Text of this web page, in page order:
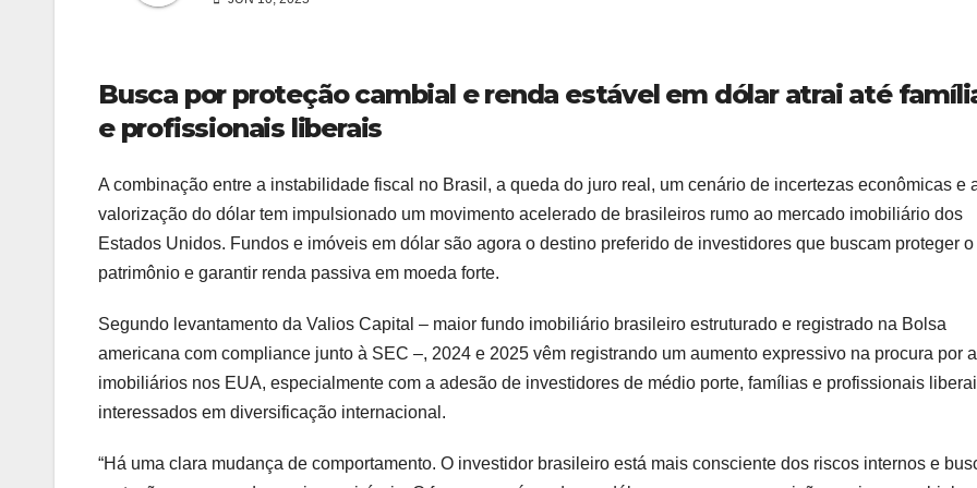
Busca por proteção cambial e renda estável em dólar atrai até
e profissionais liberais
A combinação entre a instabilidade fiscal no Brasil, a queda do juro real, um cenário de incertezas econômicas e
valorização do dólar tem impulsionado um movimento acelerado de brasileiros rumo ao mercado imobiliário dos
Estados Unidos. Fundos e imóveis em dólar são agora o destino preferido de investidores que buscam proteger o
patrimônio e garantir renda passiva em moeda forte.
Segundo levantamento da Valios Capital – maior fundo imobiliário brasileiro estruturado e registrado na Bolsa
americana com compliance junto à SEC –, 2024 e 2025 vêm registrando um aumento expressivo na procura por
imobiliários nos EUA, especialmente com a adesão de investidores de médio porte, famílias e profissionais
interessados em diversificação internacional.
“Há uma clara mudança de comportamento. O investidor brasileiro está mais consciente dos riscos internos e